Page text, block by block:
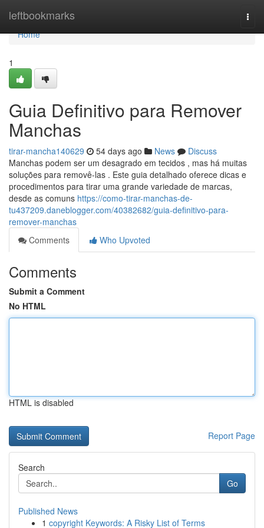
leftbookmarks
Home
Home
1
Guia Definitivo para Remover
Manchas
tirar-mancha140629 54 days ago News
Discuss
Manchas podem ser um desagrado em tecidos , mas há muitas
soluções para removê-las . Este guia detalhado oferece dicas e
procedimentos para tirar uma grande variedade de marcas,
desde as comuns https://como-tirar-manchas-de-
tu437209.daneblogger.com/40382682/guia-definitivo-para-
remover-manchas
Comments
Who Upvoted
Comments
Submit a Comment
No HTML
HTML is disabled
Report Page
Search
Go
Published News
1 copyright Keywords: A Risky List of Terms